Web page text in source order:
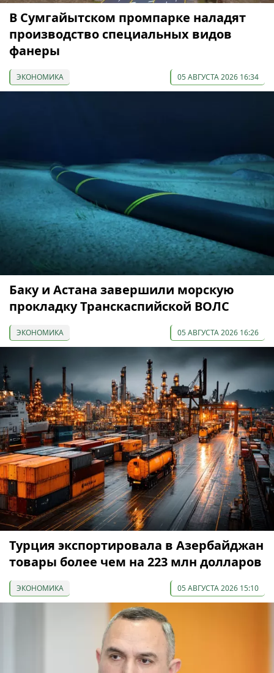
В Сумгайытском промпарке наладят
производство специальных видов
фанеры
ЭКОНОМИКА 05 АВГУСТА 2026 16:34
Баку и Астана завершили морскую
прокладку Транскаспийской ВОЛС
ЭКОНОМИКА 05 АВГУСТА 2026 16:26
Турция экспортировала в Азербайджан
товары более чем на 223 млн долларов
ЭКОНОМИКА 05 АВГУСТА 2026 15:10